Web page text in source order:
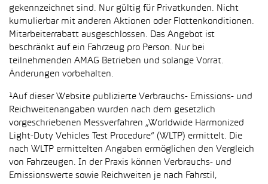
gekennzeichnet sind. Nur gültig für Privatkunden. Nicht
kumulierbar mit anderen Aktionen oder Flottenkonditionen.
Mitarbeiterrabatt ausgeschlossen. Das Angebot ist
beschränkt auf ein Fahrzeug pro Person. Nur bei
teilnehmenden AMAG Betrieben und solange Vorrat.
Änderungen vorbehalten.
¹Auf dieser Website publizierte Verbrauchs- Emissions- und
Reichweitenangaben wurden nach dem gesetzlich
vorgeschriebenen Messverfahren „Worldwide Harmonized
Light-Duty Vehicles Test Procedure“ (WLTP) ermittelt. Die
nach WLTP ermittelten Angaben ermöglichen den Vergleich
von Fahrzeugen. In der Praxis können Verbrauchs- und
Emissionswerte sowie Reichweiten je nach Fahrstil,